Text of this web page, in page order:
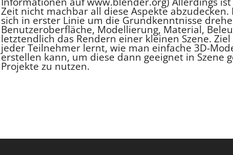
Zeit nicht machbar all diese Aspekte abzudecken.
sich in erster Linie um die Grundkenntnisse
Benutzeroberfläche, Modellierung, Material,
letztendlich das Rendern einer kleinen Szene. Ziel
jeder Teilnehmer lernt, wie man einfache 3D-
erstellen kann, um diese dann geeignet in Szene
Projekte zu nutzen.